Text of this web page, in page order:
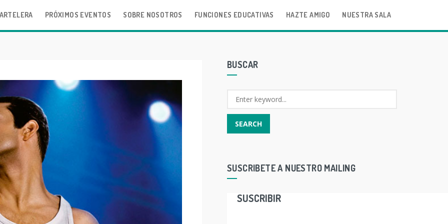
PRÓXIMOS EVENTOS SOBRE NOSOTROS FUNCIONES EDUCATIVAS HAZTE AMIGO NUESTRA SALA
BUSCAR
SUSCRIBETE A NUESTRO MAILING
SUSCRIBIR